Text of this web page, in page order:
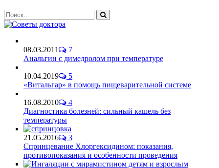
08.03.2011
7
Анальгин с димедролом при температуре
10.04.2019
5
«Витальгар» в помощь пищеварительной системе
16.08.2010
4
Диагностика болезней: сильный кашель без
температуры
21.05.2016
3
Спринцевание Хлоргексидином: показания,
противопоказания и особенности проведения